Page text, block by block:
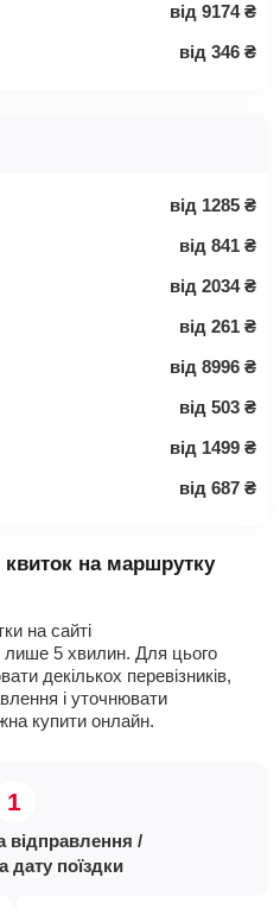
від 9174 ₴
від 346 ₴
від 1285 ₴
від 841 ₴
від 2034 ₴
від 261 ₴
від 8996 ₴
від 503 ₴
від 1499 ₴
від 687 ₴
на сайті
5 хвилин. Для цього
декількох перевізників,
і уточнювати
купити онлайн.
відправлення /
дату поїздки